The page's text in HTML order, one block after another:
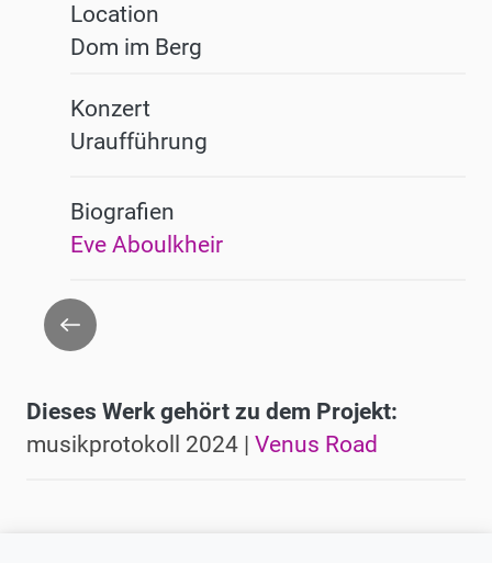
Location
Dom im Berg
Konzert
Uraufführung
Biografien
Eve Aboulkheir
Zurück
Dieses Werk gehört zu dem Projekt:
musikprotokoll 2024 | Venus Road